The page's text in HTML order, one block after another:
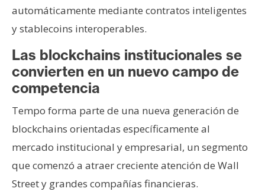
automáticamente mediante contratos inteligentes
y stablecoins interoperables.
Las blockchains institucionales se
convierten en un nuevo campo de
competencia
Tempo forma parte de una nueva generación de
blockchains orientadas específicamente al
mercado institucional y empresarial, un segmento
que comenzó a atraer creciente atención de Wall
Street y grandes compañías financieras.